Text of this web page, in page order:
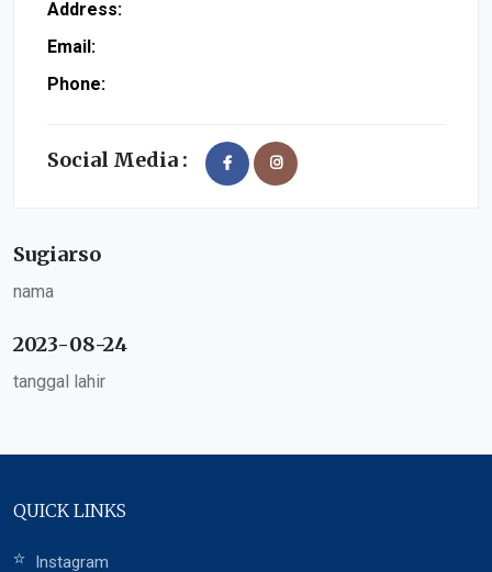
Address:
Email:
Phone:
Social Media :
Sugiarso
nama
2023-08-24
tanggal lahir
QUICK LINKS
Instagram